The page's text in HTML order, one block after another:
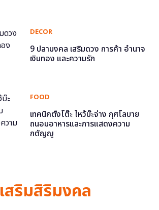
DECOR
9 ปลามงคล เสริมดวง การค้า อำนาจ
เงินทอง และความรัก
FOOD
เทคนิคตั้งโต๊ะ ไหว้บ๊ะจ่าง กุศโลบาย
ถนอมอาหารและการแสดงความ
กตัญญู
เสริมสิริมงคล